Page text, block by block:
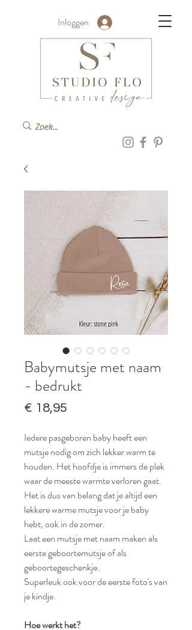
Inloggen
Babymutsje met naam
- bedrukt
€ 18,95
Iedere pasgeboren baby heeft een
mutsje nodig om zich lekker warm te
houden. Het hoofdje is immers de plek
waar de meeste warmte verloren gaat.
Het is dus van belang dat je altijd een
lekkere warme mutsje voor je baby
hebt, ook in de zomer.
Laat een mutsje met naam maken als
eerste geboortemutsje of als
geboortegeschenkje.
Superleuk ook voor de eerste foto's van
je kindje.
Hoe werkt het?